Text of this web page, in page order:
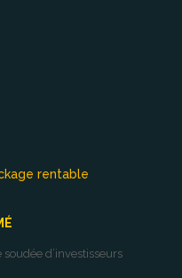
rentable
d’investisseurs